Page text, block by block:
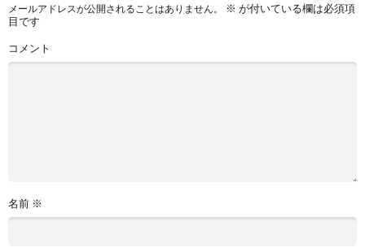
メールアドレスが公開されることはありません。 ※ が付いている欄は必須項
目です
コメント
名前 ※